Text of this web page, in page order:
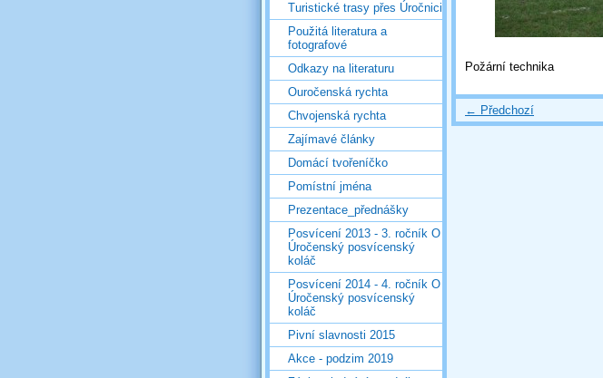
Požární technika
← Předchozí
Turistické trasy přes Úročnici
Použitá literatura a
fotografové
Odkazy na literaturu
Ouročenská rychta
Chvojenská rychta
Zajímavé články
Domácí tvořeníčko
Pomístní jména
Prezentace_přednášky
Posvícení 2013 - 3. ročník O
Úročenský posvícenský
koláč
Posvícení 2014 - 4. ročník O
Úročenský posvícenský
koláč
Pivní slavnosti 2015
Akce - podzim 2019